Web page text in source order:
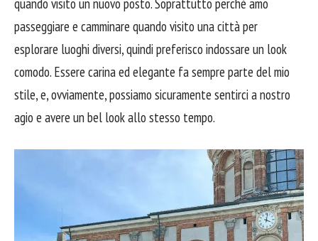
quando visito un nuovo posto. Soprattutto perché amo
passeggiare e camminare quando visito una città per
esplorare luoghi diversi, quindi preferisco indossare un look
comodo. Essere carina ed elegante fa sempre parte del mio
stile, e, ovviamente, possiamo sicuramente sentirci a nostro
agio e avere un bel look allo stesso tempo.